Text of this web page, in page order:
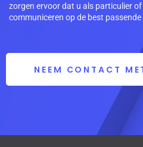
zorgen ervoor dat u als particulier
communiceren op de best passende
NEEM CONTACT